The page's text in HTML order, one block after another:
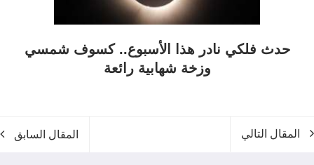
حدث فلكي نادر هذا الأسبوع.. كسوف شمسي
وزخة شهابية رائعة
المقال التالي المقال السابق